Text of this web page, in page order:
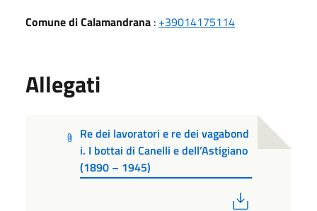
Comune di Calamandrana : +39014175114
Allegati
Re dei lavoratori e re dei vagabond
i. I bottai di Canelli e dell’Astigiano
(1890 – 1945)